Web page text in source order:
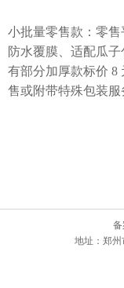
小批量零售款：零
防水覆膜、适配瓜子
有部分加厚款标价 8
售或附带特殊包装服
备
地址：郑州